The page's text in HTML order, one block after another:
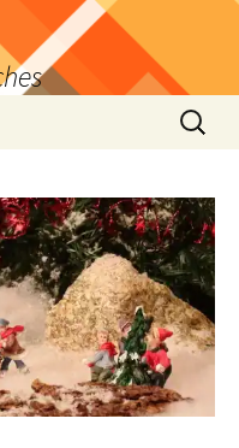
Suchen
nach: